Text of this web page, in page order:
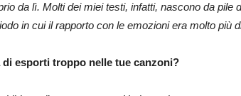
da lì. Molti dei miei testi, infatti, nascono da pile
in cui il rapporto con le emozioni era molto più
di esporti troppo nelle tue canzoni?